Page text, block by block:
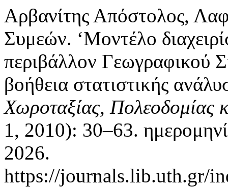
Αρβανίτης Απόστολος,
Συμεών. ‘Μοντέλο
περιβάλλον Γεωγραφικού
βοήθεια στατιστικής
Χωροταξίας, Πολεοδομίας
1, 2010): 30–63.
2026.
https://journals.lib.uth.gr/